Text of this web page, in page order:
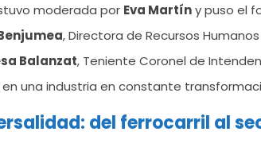
moderada por Eva Martíny puso el
, Directora de Recursos Humanos
Balanzat, Teniente Coronel de
una industria en constante
del ferrocarril al